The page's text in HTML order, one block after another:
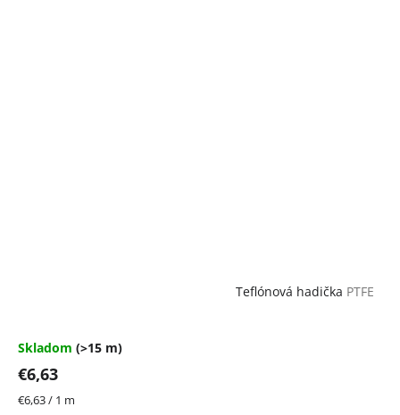
Teflónová hadička PTFE
Skladom (>15 m)
€6,63
Jednotková
€6,63 / 1 m